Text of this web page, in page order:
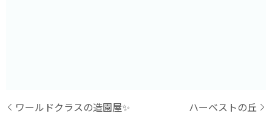
ワールドクラスの造園屋✨ ハーベストの丘